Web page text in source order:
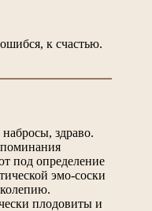
к счастью.
здраво.
под определение
эмо-соски
плодовиты и